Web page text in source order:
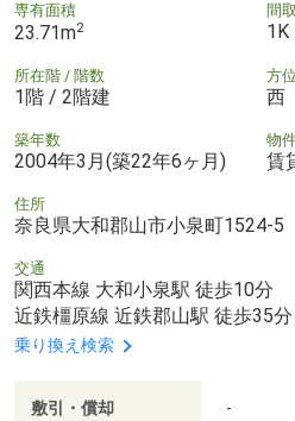
専有面積
23.71m2
間
1K
所在階 / 階数
1階 / 2階建
方位
西
築年数
2004年3月(築22年6ヶ月)
物
賃
住所
奈良県大和郡山市小泉町1524-5
交通
関西本線 大和小泉駅 徒歩10分
近鉄橿原線 近鉄郡山駅 徒歩35分
乗り換え検索
敷引・償却 -